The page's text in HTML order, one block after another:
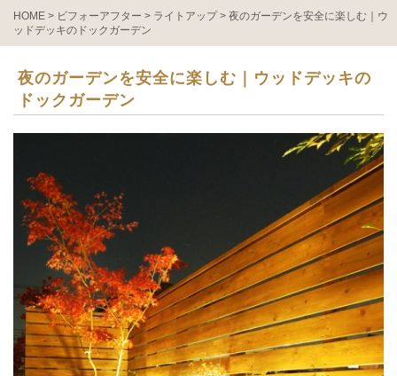
HOME > ビフォーアフター > ライトアップ> 夜のガーデンを安全に楽しむ｜ウ
ッドデッキのドックガーデン
夜のガーデンを安全に楽しむ｜ウッドデッキの
ドックガーデン